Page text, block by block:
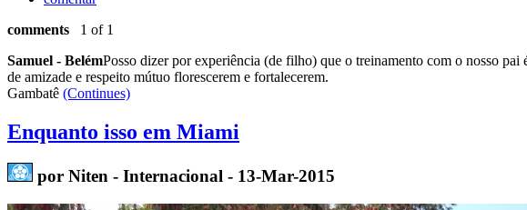
comments 1 of 1
Samuel - BelémPosso dizer por experiência (de filho) que o treinamento com o nosso
de amizade e respeito mútuo florescerem e fortalecerem.
Gambatê (Continues)
Enquanto isso em Miami
por Niten - Internacional - 13-Mar-2015